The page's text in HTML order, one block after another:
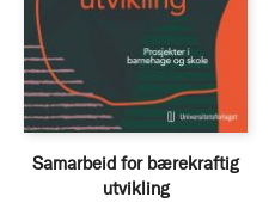
Samarbeid for bærekraftig
utvikling